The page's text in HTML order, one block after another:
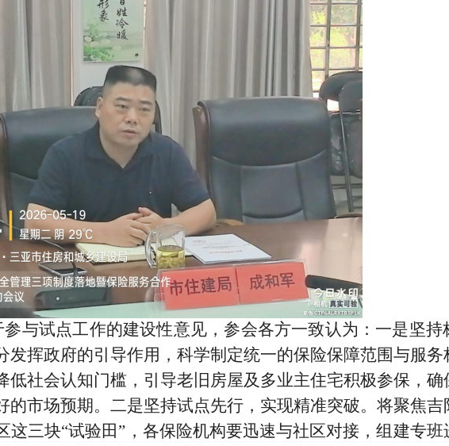
与试点工作的建设性意见，参会各方一致认为：一是坚持
发挥政府的引导作用，科学制定统一的保险保障范围与服务
低社会认知门槛，引导老旧房屋及多业主住宅积极参保，确
的市场预期。二是坚持试点先行，实现精准突破。将聚焦吉
这三块“试验田 ” ，各保险机构要迅速与社区对接，组建专班